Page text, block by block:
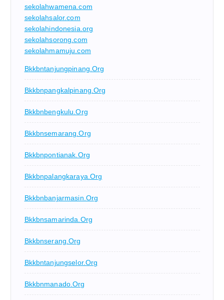
sekolahwamena.com
sekolahsalor.com
sekolahindonesia.org
sekolahsorong.com
sekolahmamuju.com
Bkkbntanjungpinang.org
Bkkbnpangkalpinang.org
Bkkbnbengkulu.org
Bkkbnsemarang.org
Bkkbnpontianak.org
Bkkbnpalangkaraya.org
Bkkbnbanjarmasin.org
Bkkbnsamarinda.org
Bkkbnserang.org
Bkkbntanjungselor.org
Bkkbnmanado.org